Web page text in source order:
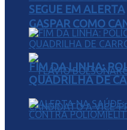
GASPAR COMO
SEGUE EM ALERTA
FIM DA LINHA:
QUADRILHA DE